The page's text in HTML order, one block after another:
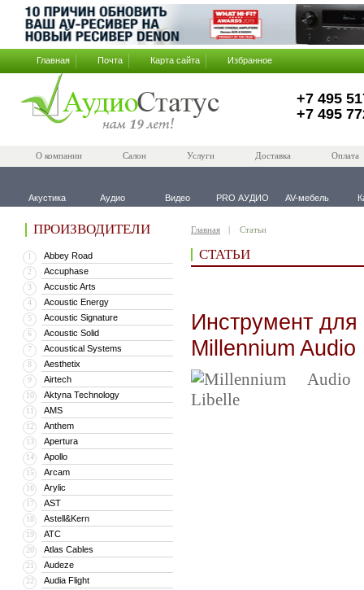
Главная Почта Карта сайта Избранное
+7 495
+7 495
О компании Салон Услуги Доставка Оплата
Акустика Аудио Видео PRO АУДИО AV-мебель
ПРОИЗВОДИТЕЛИ
1 Abbey Road
2 Accuphase
3 Accustic Arts
4 Acoustic Energy
5 Acoustic Signature
6 Acoustic Solid
7 Acoustical Systems
8 Aesthetix
9 Airtech
10 Aktyna Technology
11 AMS
12 Anthem
13 Apertura
14 Apollo
15 Arcam
16 Arylic
17 AST
18 Astell&Kern
19 ATC
20 Atlas Cables
21 Audeze
22 Audia Flight
Главная Статьи
СТАТЬИ
Инструмент для
Millennium Audio